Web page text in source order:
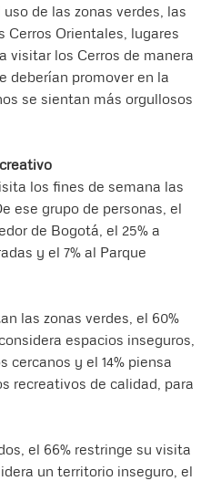
de las zonas verdes, las
Cerros Orientales, lugares
visitar los Cerros de manera
deberían promover en la
se sientan más orgullosos
los fines de semana las
ese grupo de personas, el
de Bogotá, el 25% a
y el 7% al Parque
las zonas verdes, el 60%
espacios inseguros,
cercanos y el 14% piensa
recreativos de calidad, para
el 66% restringe su visita
un territorio inseguro, el